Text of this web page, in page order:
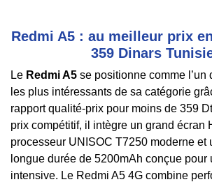
Redmi A5 : au meilleur prix
359 Dinars
Le Redmi A5 se positionne comme l’un
les plus intéressants de sa catégorie
rapport qualité-prix pour moins de 359
prix compétitif, il intègre un grand écran
processeur UNISOC T7250 moderne et
longue durée de 5200mAh conçue pour
intensive. Le Redmi A5 4G combine